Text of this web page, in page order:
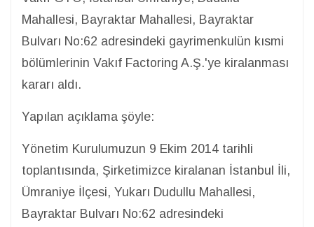
Mahallesi, Bayraktar Mahallesi, Bayraktar
Bulvarı No:62 adresindeki gayrimenkulün kısmi
bölümlerinin Vakıf Factoring A.Ş.'ye kiralanması
kararı aldı.
Yapılan açıklama şöyle:
Yönetim Kurulumuzun 9 Ekim 2014 tarihli
toplantısında, Şirketimizce kiralanan İstanbul İli,
Ümraniye İlçesi, Yukarı Dudullu Mahallesi,
Bayraktar Bulvarı No:62 adresindeki